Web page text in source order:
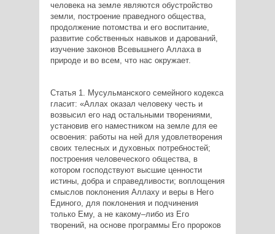
человека на земле являются обустройство
земли, построение праведного общества,
продолжение потомства и его воспитание,
развитие собственных навыков и дарований,
изучение законов Всевышнего Аллаха в
природе и во всем, что нас окружает.
Статья 1. Мусульманского семейного кодекса
гласит: «Аллах оказал человеку честь и
возвысил его над остальными творениями,
установив его наместником на земле для ее
освоения: работы на ней для удовлетворения
своих телесных и духовных потребностей;
построения человеческого общества, в
котором господствуют высшие ценности
истины, добра и справедливости; воплощения
смыслов поклонения Аллаху и веры в Него
Единого, для поклонения и подчинения
только Ему, а не какому–либо из Его
творений, на основе программы Его пророков